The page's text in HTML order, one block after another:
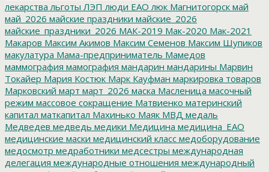
лекарства льготы ЛЭП люди ЕАО люк Магнитогорск май
май_2026 майские праздники майские_2026
майские_праздники_2026 МАК-2019 Мак-2020 Мак-2021
Макаров Максим Акимов Максим Семенов Максим Шупиков
макулатура Мама-предприниматель Мамедов
маммография мамография мандарин мандарины Марвин
Токайер Мария Костюк Марк Кауфман маркировка товаров
Марковский март март_2026 маска Масленица масочный
режим массовое сокращение Матвиенко материнский
капитал маткапитал Махинько Маяк МВД медаль
Медведев медведь медики Медицина медицина_ЕАО
медицинские маски медицинский класс медоборудование
медосмотр медработники медсестры международная
делегация международные отношения международный